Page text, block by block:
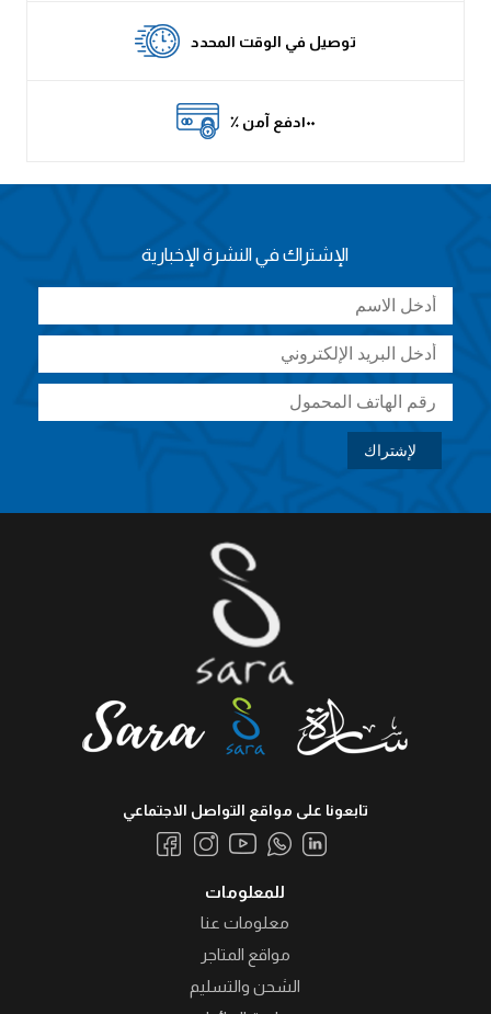
توصيل في الوقت المحدد
٪ ١٠٠دفع آمن
الإشتراك في النشرة الإخبارية
للمعلومات
معلومات عنا
مواقع المتاجر
الشحن والتسليم
تابعونا على مواقع التواصل الاجتماعي